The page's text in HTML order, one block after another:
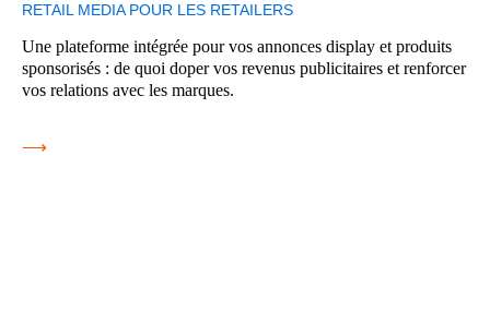
RETAIL MEDIA POUR LES RETAILERS
Une plateforme intégrée pour vos annonces display et produits
sponsorisés : de quoi doper vos revenus publicitaires et renforcer
vos relations avec les marques.
⟶